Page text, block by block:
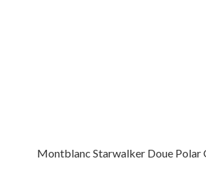
Montblanc Starwalker Doue Polar